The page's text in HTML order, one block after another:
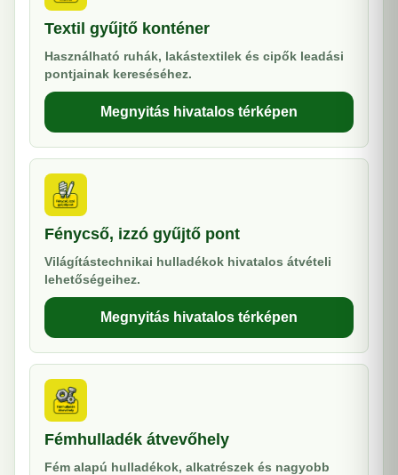
Textil gyűjtő konténer
Használható ruhák, lakástextilek és cipők leadási
pontjainak kereséséhez.
Megnyitás hivatalos térképen
Fénycső, izzó gyűjtő pont
Világítástechnikai hulladékok hivatalos átvételi
lehetőségeihez.
Megnyitás hivatalos térképen
Fémhulladék átvevőhely
Fém alapú hulladékok, alkatrészek és nagyobb